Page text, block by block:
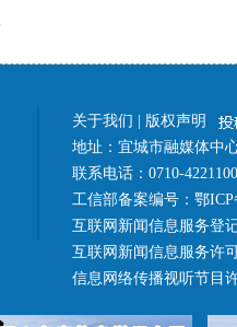
关于我们
版权声明
地址：宜城市融媒体中
联系电话：0710-
工信部备案编号： 鄂ICP
互联网新闻信息服务登
互联网新闻信息服务许
信息网络传播视听节目